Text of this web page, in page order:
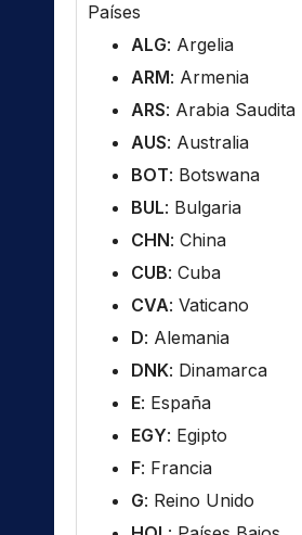
Países
ALG: Argelia
ARM: Armenia
ARS: Arabia Saudita
AUS: Australia
BOT: Botswana
BUL: Bulgaria
CHN: China
CUB: Cuba
CVA: Vaticano
D: Alemania
DNK: Dinamarca
E: España
EGY: Egipto
F: Francia
G: Reino Unido